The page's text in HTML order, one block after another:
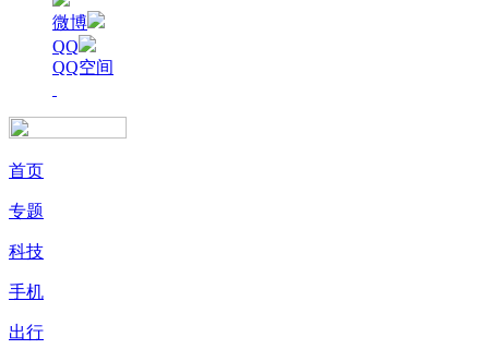
微博
QQ
QQ空间
首页
专题
科技
手机
出行